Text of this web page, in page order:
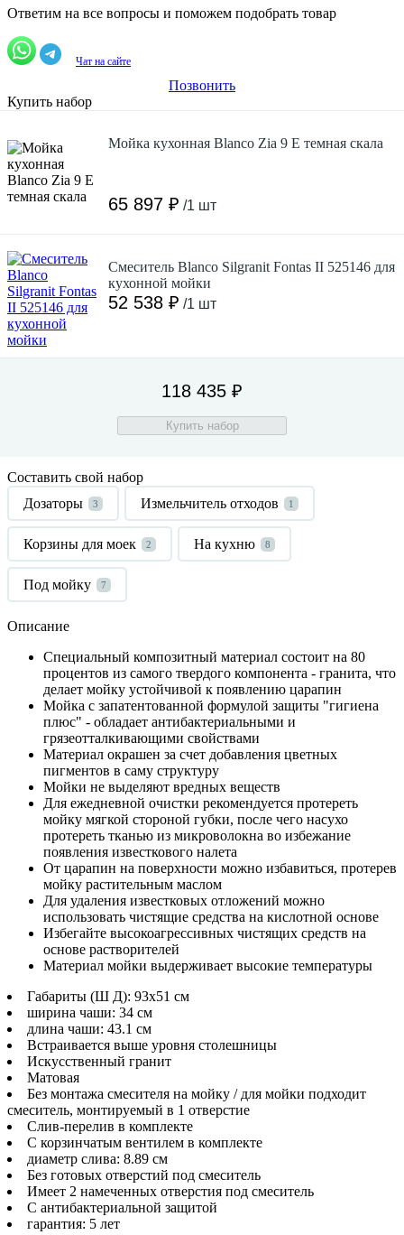
Ответим на все вопросы и поможем подобрать товар
Чат на сайте
Позвонить
Купить набор
Мойка кухонная Blanco Zia 9 E темная скала
65 897 ₽ /1 шт
Смеситель Blanco Silgranit Fontas II 525146 для
кухонной мойки
52 538 ₽ /1 шт
118 435 ₽
Купить набор
Составить свой набор
Дозаторы
3 Измельчитель отходов 1
Корзины для моек 2 На кухню 8
Под мойку 7
Описание
Специальный композитный материал состоит на 80
процентов из самого твердого компонента - гранита, что
делает мойку устойчивой к появлению царапин
Мойка с запатентованной формулой защиты "гигиена
плюс" - обладает антибактериальными и
грязеотталкивающими свойствами
Материал окрашен за счет добавления цветных
пигментов в саму структуру
Мойки не выделяют вредных веществ
Для ежедневной очистки рекомендуется протереть
мойку мягкой стороной губки, после чего насухо
протереть тканью из микроволокна во избежание
появления известкового налета
От царапин на поверхности можно избавиться, протерев
мойку растительным маслом
Для удаления известковых отложений можно
использовать чистящие средства на кислотной основе
Избегайте высокоагрессивных чистящих средств на
основе растворителей
Материал мойки выдерживает высокие температуры
Габариты (Ш Д): 93x51 см
ширина чаши: 34 см
длина чаши: 43.1 см
Встраивается выше уровня столешницы
Искусственный гранит
Матовая
Без монтажа смесителя на мойку / для мойки подходит
смеситель, монтируемый в 1 отверстие
Слив-перелив в комплекте
С корзинчатым вентилем в комплекте
диаметр слива: 8.89 см
Без готовых отверстий под смеситель
Имеет 2 намеченных отверстия под смеситель
С антибактериальной защитой
гарантия: 5 лет